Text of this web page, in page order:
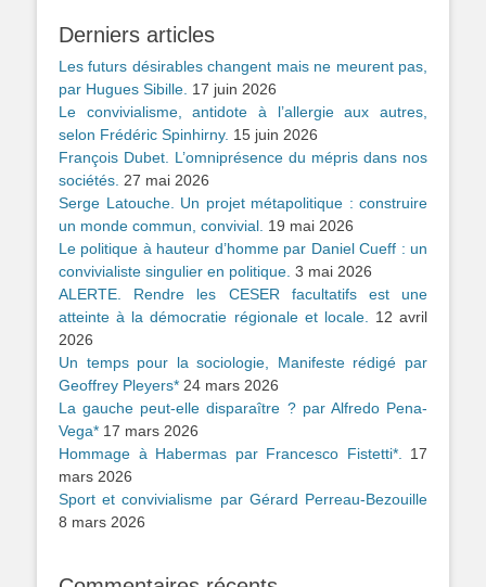
Derniers articles
Les futurs désirables changent mais ne meurent pas,
par Hugues Sibille. 17 juin 2026
Le convivialisme, antidote à l’allergie aux autres,
selon Frédéric Spinhirny. 15 juin 2026
François Dubet. L’omniprésence du mépris dans nos
sociétés. 27 mai 2026
Serge Latouche. Un projet métapolitique : construire
un monde commun, convivial. 19 mai 2026
Le politique à hauteur d’homme par Daniel Cueff : un
convivialiste singulier en politique. 3 mai 2026
ALERTE. Rendre les CESER facultatifs est une
atteinte à la démocratie régionale et locale.
12 avril
2026
Un temps pour la sociologie, Manifeste rédigé par
Geoffrey Pleyers* 24 mars 2026
La gauche peut-elle disparaître ? par Alfredo Pena-
Vega* 17 mars 2026
Hommage à Habermas par Francesco Fistetti*.
17
mars 2026
Sport et convivialisme par Gérard Perreau-Bezouille
8 mars 2026